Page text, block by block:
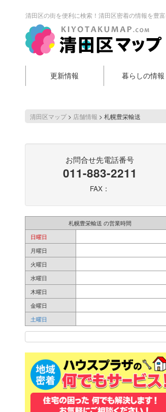
清田区の街を便利に検索！清田区密着の情報を豊富
更新情報 暮らしの情報
清田区マップ> 店舗情報 > 札幌豊栄輸送
お問合せ先電話番号
011-883-2211
FAX：
札幌豊栄輸送 の営業時間
日曜日
月曜日
火曜日
水曜日
木曜日
金曜日
土曜日